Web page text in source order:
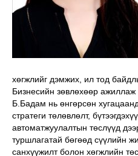
хөгжлийг дэмжих, ил тод
Бизнесийн зөвлөхөөр ажиллаж
Б.Бадам нь өнгөрсөн
стратеги төлөвлөлт,
автоматжуулалтын төслүүд
туршлагатай бөгөөд сүүлийн
санхүүжилт болон хөгжлийн